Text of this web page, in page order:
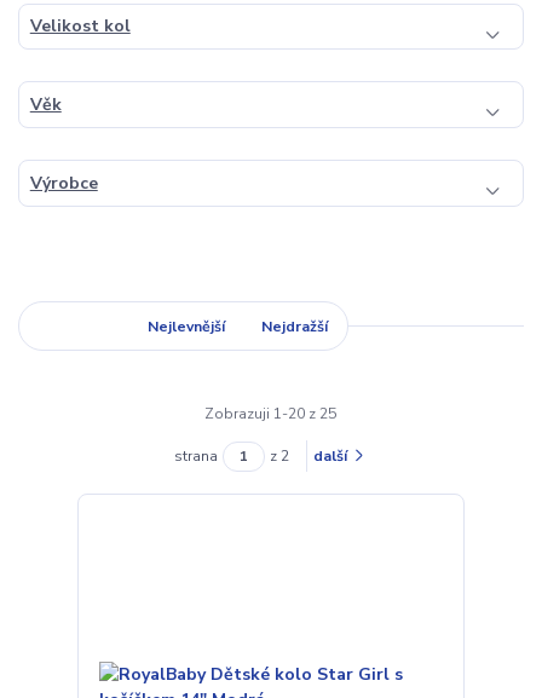
Velikost kol
Věk
Výrobce
Nejlevnější Nejdražší
Zobrazuji 1-20 z 25
strana z 2 další